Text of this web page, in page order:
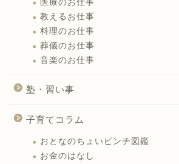
医療のお仕事
教えるお仕事
料理のお仕事
葬儀のお仕事
音楽のお仕事
塾・習い事
子育てコラム
おとなのちょいピンチ図鑑
お金のはなし